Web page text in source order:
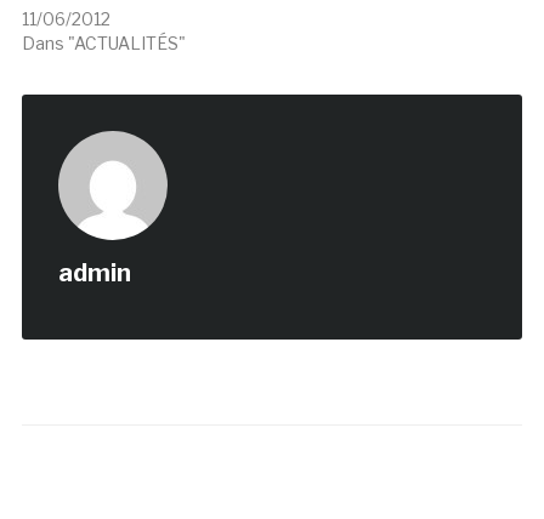
11/06/2012
Dans "ACTUALITÉS"
admin